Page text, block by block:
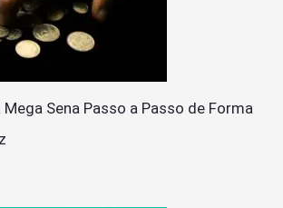
Sena Passo a Passo de Forma